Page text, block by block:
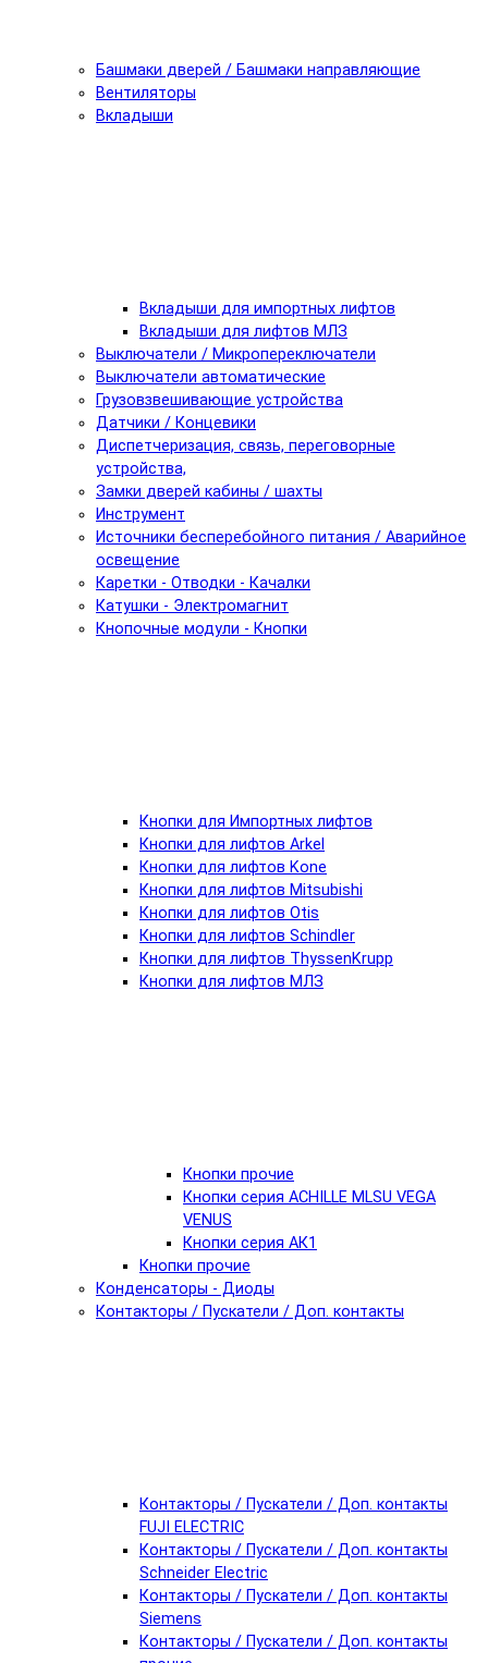
Башмаки дверей / Башмаки направляющие
Вентиляторы
Вкладыши
Вкладыши для импортных лифтов
Вкладыши для лифтов МЛЗ
Выключатели / Микропереключатели
Выключатели автоматические
Грузовзвешивающие устройства
Датчики / Концевики
Диспетчеризация, связь, переговорные
устройства,
Замки дверей кабины / шахты
Инструмент
Источники бесперебойного питания / Аварийное
освещение
Каретки - Отводки - Качалки
Катушки - Электромагнит
Кнопочные модули - Кнопки
Кнопки для Импортных лифтов
Кнопки для лифтов Arkel
Кнопки для лифтов Kone
Кнопки для лифтов Mitsubishi
Кнопки для лифтов Otis
Кнопки для лифтов Schindler
Кнопки для лифтов ThyssenKrupp
Кнопки для лифтов МЛЗ
Кнопки прочие
Кнопки серия ACHILLE MLSU VEGA
VENUS
Кнопки серия АК1
Кнопки прочие
Конденсаторы - Диоды
Контакторы / Пускатели / Доп. контакты
Контакторы / Пускатели / Доп. контакты
FUJI ELECTRIC
Контакторы / Пускатели / Доп. контакты
Schneider Electric
Контакторы / Пускатели / Доп. контакты
Siemens
Контакторы / Пускатели / Доп. контакты